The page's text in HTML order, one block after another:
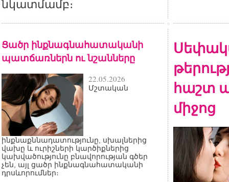
նկատմամբ։
Ցածր ինքնագնահատականի
պատճառներն ու նշանները
22.05.2026
Մշտական
ինքնաքննադատությունը, սխալներից
վախը և ուրիշների կարծիքներից
կախվածությունը բնավորության գծեր
չեն, այլ ցածր ինքնագնահատականի
դրսևորումներ։
հաշտ
միջոց